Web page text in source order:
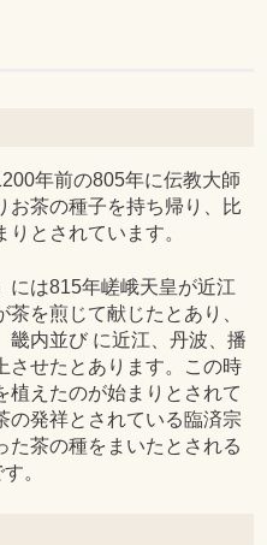
年前の805年に伝教大師
お茶の種子を持ち帰り、比
とされています。
には815年嵯峨天皇が近江
を煎じて献じたとあり、
畿内並び に近江、丹波、播
させたとあります。この時
植えたのが始まりとされて
の発祥とされている臨済宗
た茶の種をまいたとされる
。